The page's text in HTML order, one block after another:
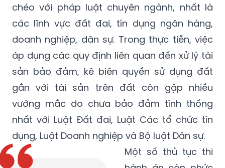
chéo với pháp luật chuyên ngành, nhất là
các lĩnh vực đất đai, tín dụng ngân hàng,
doanh nghiệp, dân sự. Trong thực tiễn, việc
áp dụng các quy định liên quan đến xử lý tài
sản bảo đảm, kê biên quyền sử dụng đất
gắn với tài sản trên đất còn gặp nhiều
vướng mắc do chưa bảo đảm tính thống
nhất với Luật Đất đai, Luật Các tổ chức tín
dụng, Luật Doanh nghiệp và Bộ luật Dân sự.
Một số thủ tục thi